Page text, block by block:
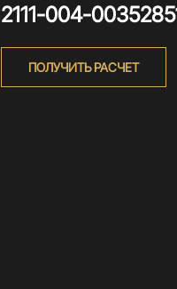
2111-004-
ПОЛУЧИТЬ РАСЧЕТ